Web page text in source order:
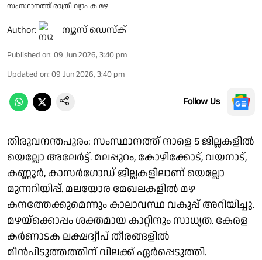
സംസ്ഥാനത്ത് രാത്രി വ്യാപക മഴ
Author: ന്യൂസ് ഡെസ്ക്
Published on: 09 Jun 2026, 3:40 pm
Updated on: 09 Jun 2026, 3:40 pm
Follow Us
തിരുവനന്തപുരം: സംസ്ഥാനത്ത് നാളെ 5 ജില്ലകളിൽ
യെല്ലോ അലേർട്ട്. മലപ്പുറം, കോഴിക്കോട്, വയനാട്,
കണ്ണൂർ, കാസർഗോഡ് ജില്ലകളിലാണ് യെല്ലോ
മുന്നറിയിപ്പ്. മലയോര മേഖലകളിൽ മഴ
കനത്തേക്കുമെന്നും കാലാവസ്ഥ വകുപ്പ് അറിയിച്ചു.
മഴയ്ക്കൊപ്പം ശക്തമായ കാറ്റിനും സാധ്യത. കേരള
കർണാടക ലക്ഷദ്വീപ് തീരങ്ങളിൽ
മീൻപിടുത്തത്തിന് വിലക്ക് ഏർപ്പെടുത്തി.